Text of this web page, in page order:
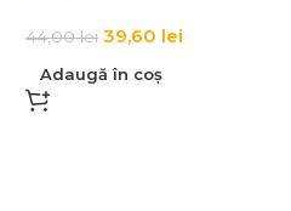
44,00lei 39,60 lei
Adaugă în coș